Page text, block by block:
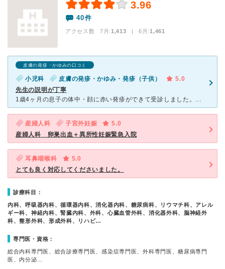
3.96
40件
アクセス数 7月:1,413 | 6月:1,461
皮膚の発疹・かゆみの口コミ
小児科 皮膚の発疹・かゆみ・発疹（子供）
5.0
先生の説明が丁寧
1歳4ヶ月の息子の体中・顔に赤い発疹ができて受診しました。徳洲会で診てもらう前に別の皮膚科と小児科に行きましたが診断結果に納得できず(皮膚科は発疹を見る事もなくただの洗いすぎという診断でした)発疹がで
産婦人科 子宮外妊娠
5.0
産婦人科 卵巣出血＋異所性妊娠緊急入院
耳鼻咽喉科
5.0
とても良く対応してくださいました。
診療科目：
内科、呼吸器内科、循環器内科、消化器内科、糖尿病科、リウマチ科、アレル
ギー科、神経内科、腎臓内科、外科、心臓血管外科、消化器外科、脳神経外
科、整形外科、形成外科、リハビ…
専門医・資格：
総合内科専門医、総合診療専門医、感染症専門医、外科専門医、糖尿病専門
医、内分泌…